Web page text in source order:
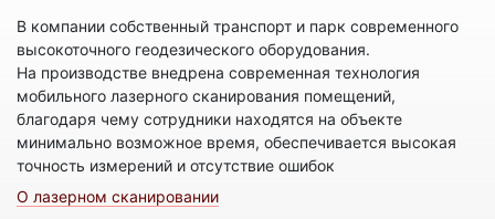
В компании собственный транспорт и парк современного
высокоточного геодезического оборудования.
На производстве внедрена современная технология
мобильного лазерного сканирования помещений,
благодаря чему сотрудники находятся на объекте
минимально возможное время, обеспечивается высокая
точность измерений и отсутствие ошибок
О лазерном сканировании